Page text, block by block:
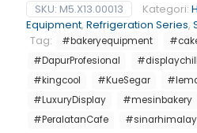
SKU: M5.X13.00013 Kategori:
Equipment, Refrigeration Series,
Tag:
#bakeryequipment
#DapurProfesional
#kingcool
#KueSegar
#LuxuryDisplay
#mesinbakery
#PeralatanCafe